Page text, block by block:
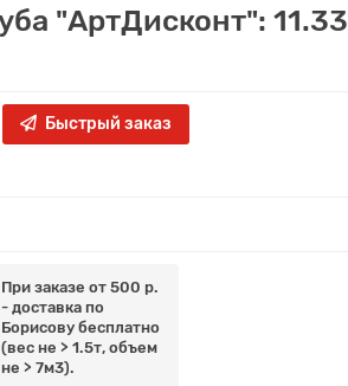
"АртДисконт": 11.33
Быстрый заказ
При заказе от 500 р.
- доставка по
Борисову бесплатно
(вес не > 1.5т, объем
не > 7м3).